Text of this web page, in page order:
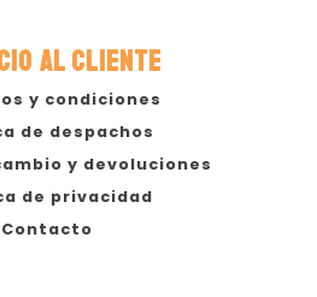
AL CLIENTE
y condiciones
de despachos
y devoluciones
de privacidad
Contacto